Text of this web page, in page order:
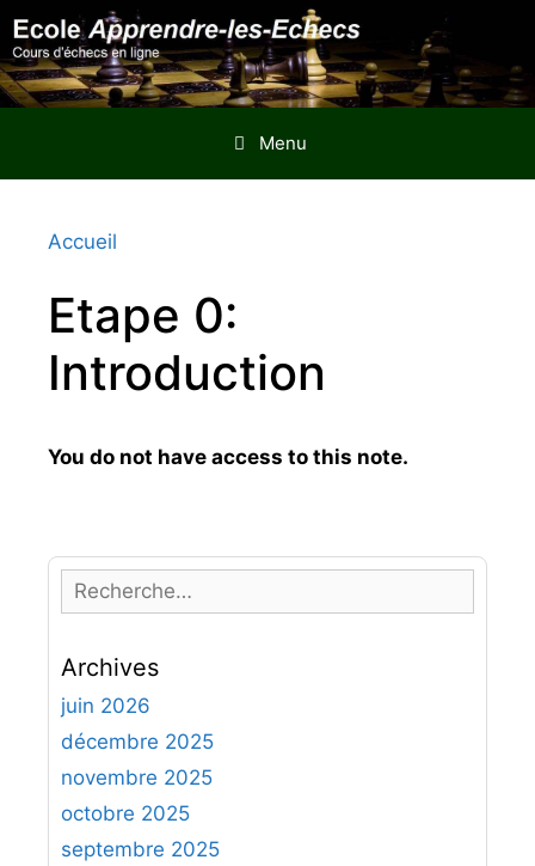
Aller
au
contenu
Menu
Accueil
Etape 0:
Introduction
You do not have access to this note.
e
h
e
r
h
e
r
Archives
juin 2026
décembre 2025
novembre 2025
octobre 2025
septembre 2025